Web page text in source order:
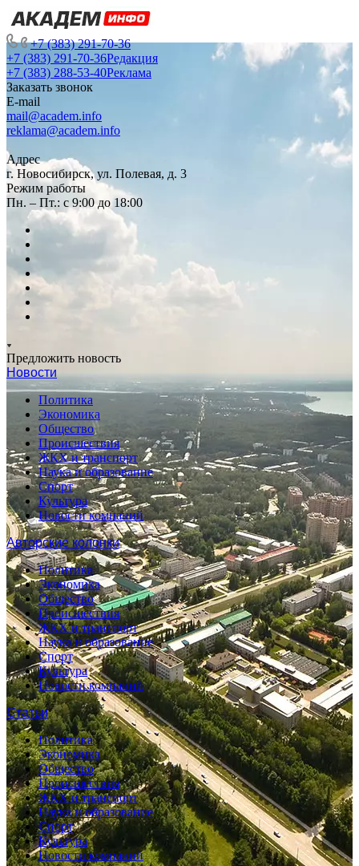
+7 (383) 291-70-36
+7 (383) 291-70-36Редакция
+7 (383) 288-53-40Реклама
Заказать звонок
E-mail
mail@academ.info
reklama@academ.info
Адрес
г. Новосибирск, ул. Полевая, д. 3
Режим работы
Пн. – Пт.: с 9:00 до 18:00
Предложить новость
Новости
Политика
Экономика
Общество
Происшествия
ЖКХ и транспорт
Наука и образование
Спорт
Культура
Новости компаний
Авторские колонки
Политика
Экономика
Общество
Происшествия
ЖКХ и транспорт
Наука и образование
Спорт
Культура
Новости компаний
Статьи
Политика
Экономика
Общество
Происшествия
ЖКХ и транспорт
Наука и образование
Спорт
Культура
Новости компаний